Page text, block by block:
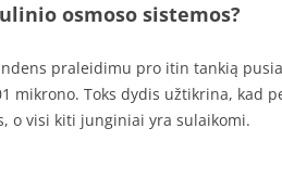
osmoso sistemos?
praleidimu pro itin tankią
mikrono. Toks dydis užtikrina, kad
o visi kiti junginiai yra sulaikomi.